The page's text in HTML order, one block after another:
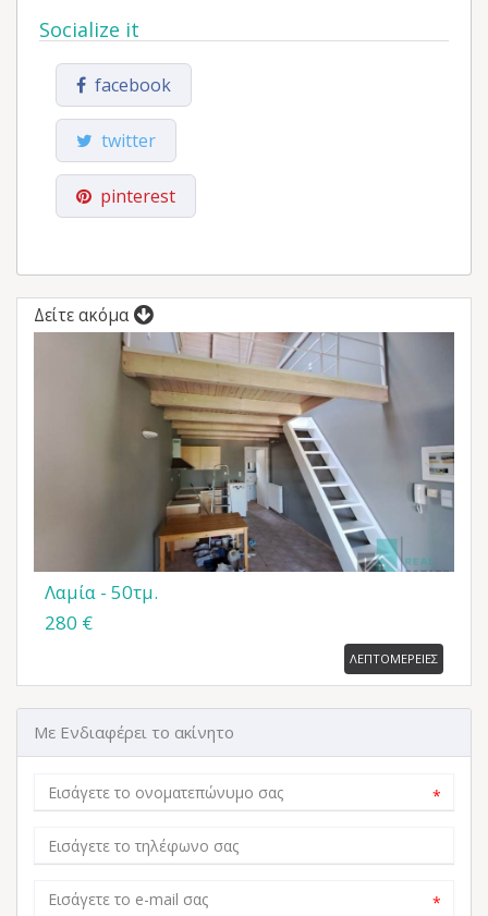
Socialize it
facebook
twitter
pinterest
Δείτε ακόμα
Λαμία - 50τμ.
280 €
ΛΕΠΤΟΜΕΡΕΙΕΣ
Με Ενδιαφέρει το ακίνητο
*
*